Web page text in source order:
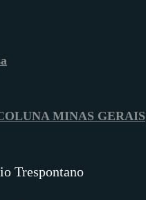
MINAS GERAIS
Trespontano